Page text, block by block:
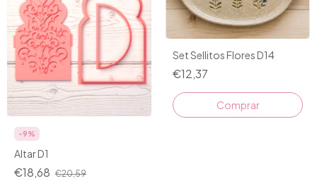
-9%
Altar D1
€18,68 €20,59
Set Sellitos Flores D14
€12,37